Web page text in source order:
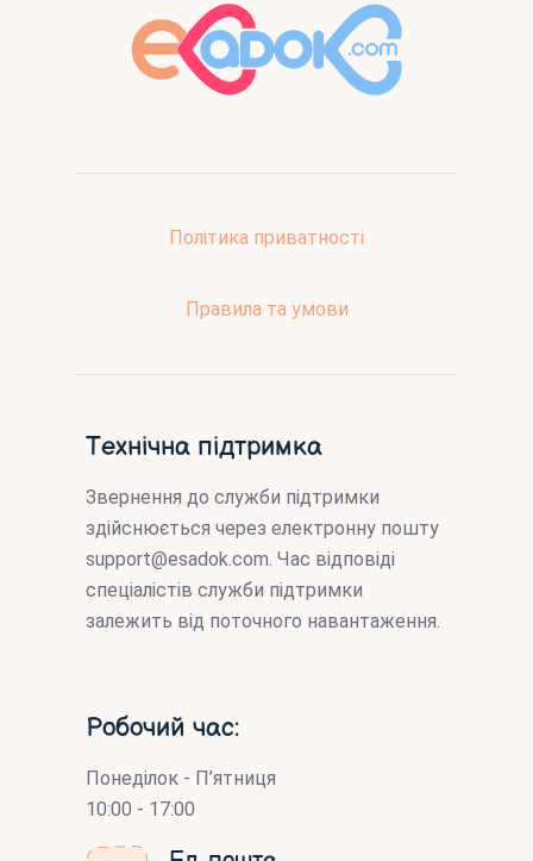
Політика приватності
Правила та умови
Технічна підтримка
Звернення до служби підтримки
здійснюється через електронну пошту
support@esadok.com. Час відповіді
спеціалістів служби підтримки
залежить від поточного навантаження.
Робочий час:
Понеділок - П’ятниця
10:00 - 17:00